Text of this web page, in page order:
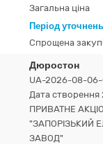
Загальна ціна
Період уточнень
Спрощена
Дюростон
UA-2026-08-06-
Дата
ПРИВАТНЕ
"ЗАПОРІЗЬКИЙ
ЗАВОД"